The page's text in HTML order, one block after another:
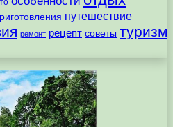
путешествие
ремонт рецепт советы туризм